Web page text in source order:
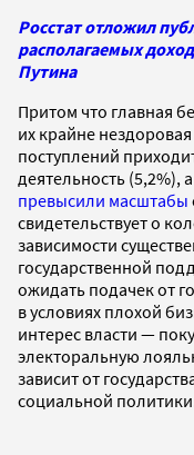
Росстат отложил
располагаемых
Путина
Притом что главная
их крайне
поступлений
деятельность
превысили масштабы
свидетельствует о
зависимости
государственной
ожидать подачек от
в условиях плохой
интерес власти —
электоральную
зависит от
социальной